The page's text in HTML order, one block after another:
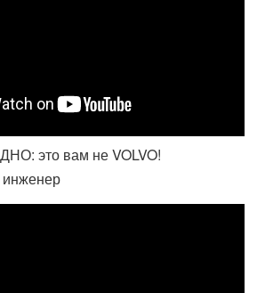
это вам не VOLVO!
инженер